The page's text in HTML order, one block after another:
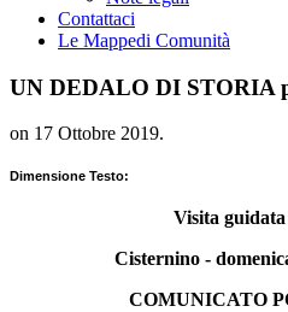
Contattaci
Le Mappedi Comunità
UN DEDALO DI STORIA
on 17 Ottobre 2019.
Dimensione Testo:
Visita
Cisternino -
COMUNICATO